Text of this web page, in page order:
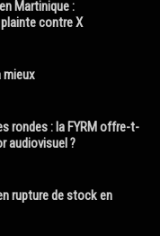
Martinique :
contre X
mieux
rondes : la FYRM offre-t-
audiovisuel ?
rupture de stock en